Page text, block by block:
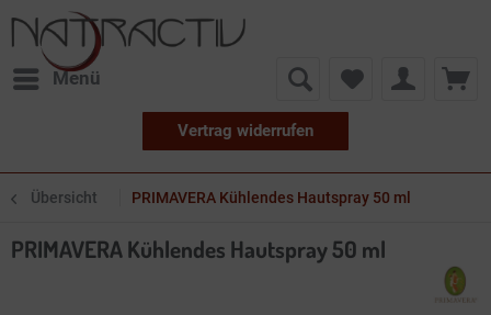
Menü
Vertrag widerrufen
Übersicht PRIMAVERA Kühlendes Hautspray 50 ml
PRIMAVERA Kühlendes Hautspray 50 ml